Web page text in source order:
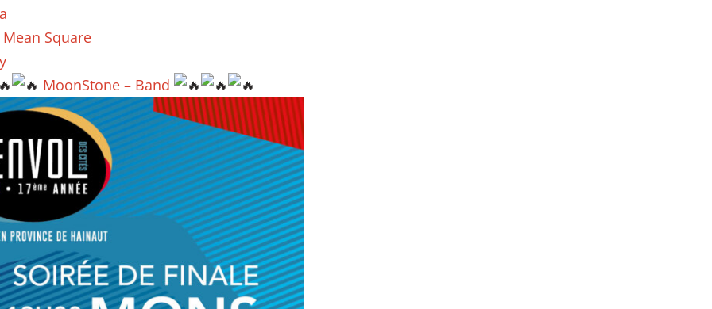
Square
MoonStone – Band